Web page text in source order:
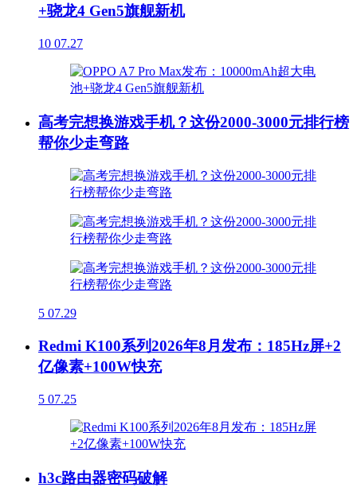
+骁龙4 Gen5旗舰新机
10 07.27
高考完想换游戏手机？这份2000-3000元排行榜
帮你少走弯路
5 07.29
Redmi K100系列2026年8月发布：185Hz屏+2
亿像素+100W快充
5 07.25
h3c路由器密码破解